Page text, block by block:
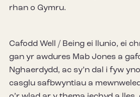
rhan o Gymru.
Cafodd Well / Being ei llunio, ei
gan yr awdures Mab Jones a
Nghaerdydd, ac sy’n dal i fyw
casglu safbwyntiau a